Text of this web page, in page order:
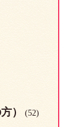
） (52)